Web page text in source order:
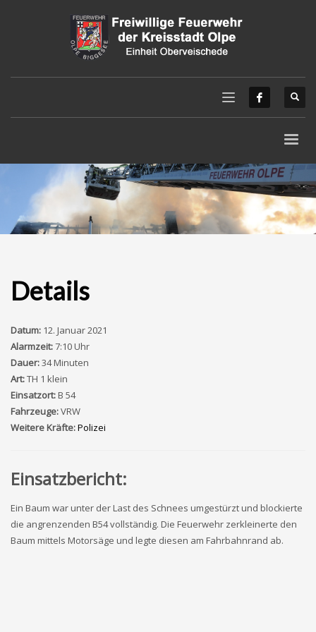
Details
Datum: 12. Januar 2021
Alarmzeit:7:10 Uhr
Dauer:34 Minuten
Art:TH 1 klein
Einsatzort:B 54
Fahrzeuge:VRW
Weitere Kräfte:Polizei
Einsatzbericht:
Ein Baum war unter der Last des Schnees umgestürzt und blockierte
die angrenzenden B54 vollständig. Die Feuerwehr zerkleinerte den
Baum mittels Motorsäge und legte diesen am Fahrbahnrand ab.